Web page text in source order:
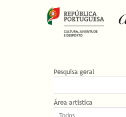
Pesquisa geral
Área artística